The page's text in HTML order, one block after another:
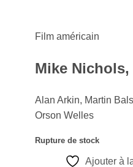
Film américain
Mike Nichols,
Alan Arkin, Martin
Orson Welles
Rupture de stock
Ajouter à